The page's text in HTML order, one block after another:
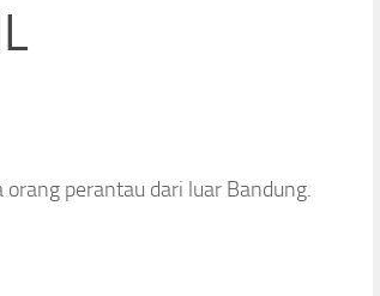
perantau dari luar Bandung.